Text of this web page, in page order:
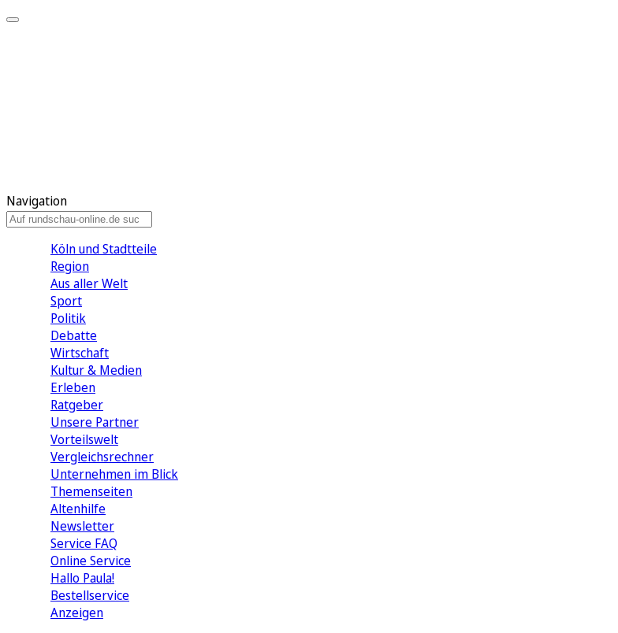
Navigation
Köln und Stadtteile
Region
Aus aller Welt
Sport
Politik
Debatte
Wirtschaft
Kultur & Medien
Erleben
Ratgeber
Unsere Partner
Vorteilswelt
Vergleichsrechner
Unternehmen im Blick
Themenseiten
Altenhilfe
Newsletter
Service FAQ
Online Service
Hallo Paula!
Bestellservice
Anzeigen